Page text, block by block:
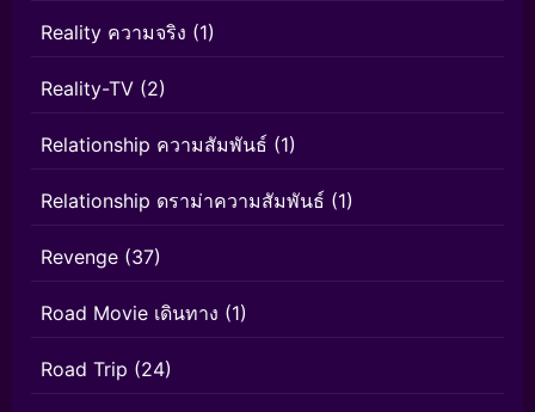
Reality ความจริง (1)
Reality-TV (2)
Relationship ความสัมพันธ์ (1)
Relationship ดราม่าความสัมพันธ์ (1)
Revenge (37)
Road Movie เดินทาง (1)
Road Trip (24)